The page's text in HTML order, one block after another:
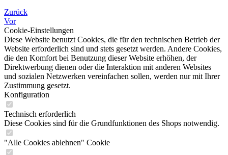
Zurück
Vor
Cookie-Einstellungen
Diese Website benutzt Cookies, die für den technischen Betrieb der
Website erforderlich sind und stets gesetzt werden. Andere Cookies,
die den Komfort bei Benutzung dieser Website erhöhen, der
Direktwerbung dienen oder die Interaktion mit anderen Websites
und sozialen Netzwerken vereinfachen sollen, werden nur mit Ihrer
Zustimmung gesetzt.
Konfiguration
Technisch erforderlich
Diese Cookies sind für die Grundfunktionen des Shops notwendig.
"Alle Cookies ablehnen" Cookie